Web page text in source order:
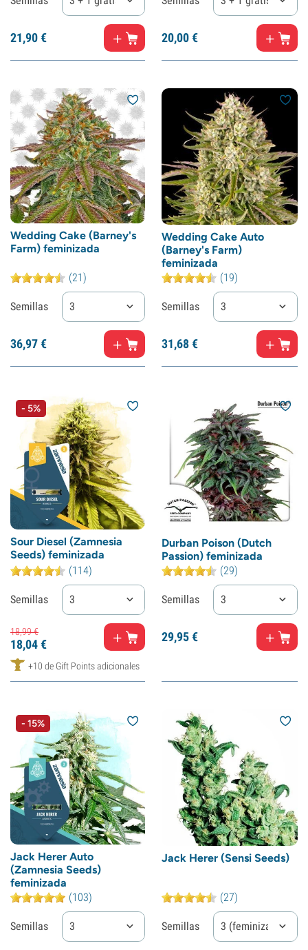
21,90€ 20,00€
Wedding Cake (Barney's
Farm) feminizada
(21)
Semillas 3
36,97€
Wedding Cake Auto
(Barney's Farm)
feminizada
(19)
Semillas 3
31,68€
- 5%
Sour Diesel (Zamnesia
Seeds) feminizada
(114)
Semillas 3
18,99€
18,04€
+10 de Gift Points adicionales
Durban Poison (Dutch
Passion) feminizada
(29)
Semillas 3
29,95€
- 15%
Jack Herer Auto
(Zamnesia Seeds)
feminizada
(103)
Semillas 3
Jack Herer (Sensi Seeds)
(27)
Semillas 3 (feminizadas)